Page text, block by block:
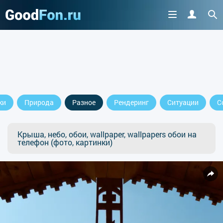
Природа Разное Рендеринг Ситуации
Крыша, небо, обои, wallpaper, wallpapers обои на
телефон (фото, картинки)